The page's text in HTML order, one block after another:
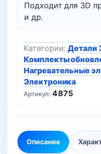
Подходит для 3D
и др.
Артикул:4875
Категории:Детали
Комплекты
Нагревательные
Электроника
Описание